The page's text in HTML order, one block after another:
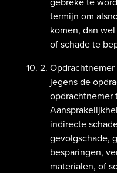
termijn om
komen, dan
of schade te
jegens de
opdrachtnemer
indirecte
gevolgschade,
besparingen,
materialen, of